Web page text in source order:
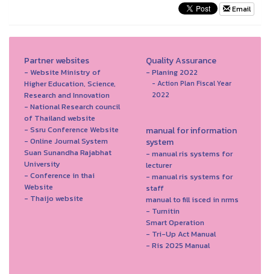
Email
Partner websites
- Website Ministry of
Higher Education, Science,
Research and Innovation
- National Research council
of Thailand website
- Ssru Conference Website
- Online Journal System
Suan Sunandha Rajabhat
University
- Conference in thai
Website
- Thaijo website
Quality Assurance
- Planing 2022
- Action Plan Fiscal Year
2022
manual for information
system
- manual ris systems for
lecturer
- manual ris systems for
staff
manual to fill isced in nrms
- Turnitin
Smart Operation
- Tri-Up Act Manual
- Ris 2025 Manual